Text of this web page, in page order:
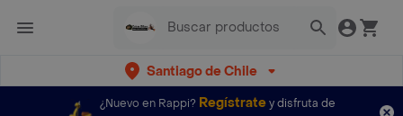
Santiago de Chile
¿Nuevo en Rappi? Regístratey disfruta de